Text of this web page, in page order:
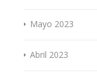
Mayo 2023
Abril 2023